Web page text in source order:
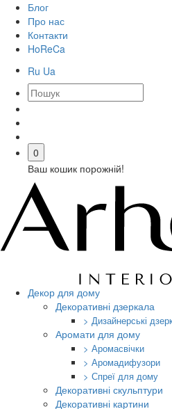
Блог
Про нас
Контакти
HoReCa
Ru Ua
0
Ваш кошик порожній!
Декор для дому
Декоративні дзеркала
> Дизайнерські
Аромати для дому
> Аромасвічки
> Аромадифузори
> Спреї для дому
Декоративні скульптури
Декоративні картини